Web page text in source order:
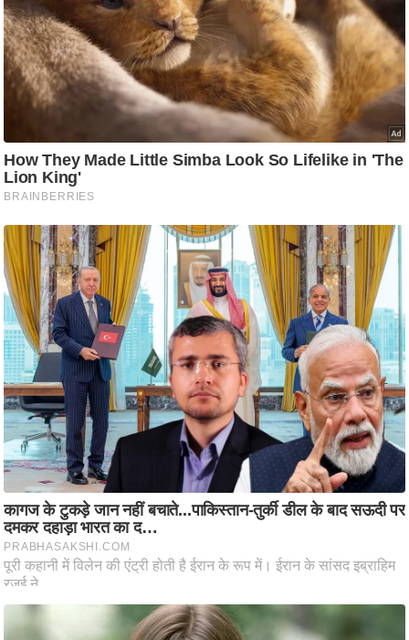
/
फै
श
न
रे
लू
नु
प
र्य
ट
न
स्थ
ल
फि
ट
ने
स
मं
त्रा
रि
ले
श
न
शि